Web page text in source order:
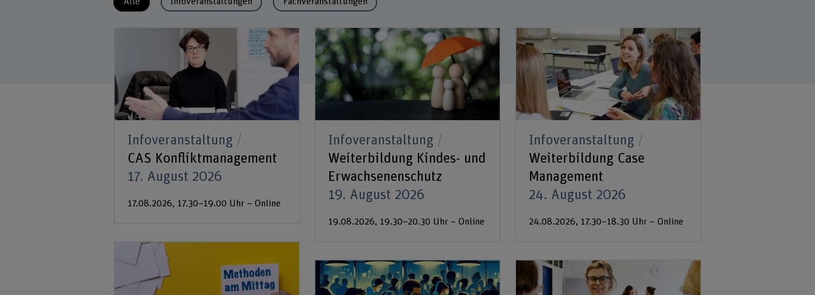
Infoveranstaltung
CAS Konfliktmanagement
17. August 2026
17.08.2026, 17.30–19.00 Uhr – Online
Infoveranstaltung
Weiterbildung Kindes- und
Erwachsenenschutz
19. August 2026
19.08.2026, 19.30–20.30 Uhr – Online
Infoveranstaltung
Weiterbildung Case
Management
24. August 2026
24.08.2026, 17.30–18.30 Uhr – Online